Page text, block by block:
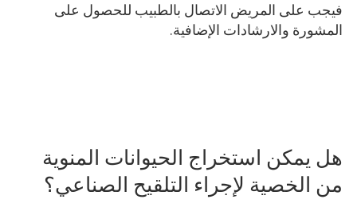
فيجب على المريض الاتصال بالطبيب للحصول على
المشورة والارشادات الإضافية.
هل يمكن استخراج الحيوانات المنوية
من الخصية لإجراء التلقيح الصناعي؟